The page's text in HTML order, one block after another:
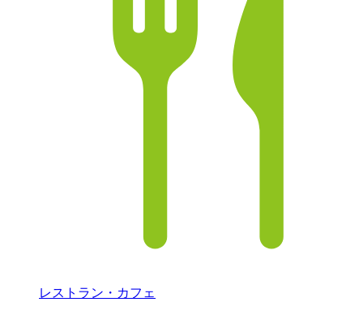
レストラン・カフェ